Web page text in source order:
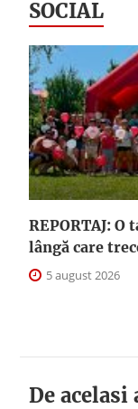
SOCIAL
REPORTAJ:
lângă care
5 august 2026
De acelasi